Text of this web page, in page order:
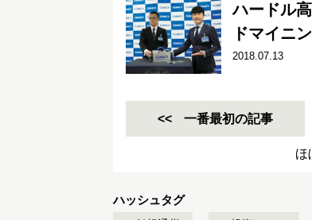
ハードル
ドマイニ
2018.07.13
一番最初の記事
ほ
ハッシュタグ